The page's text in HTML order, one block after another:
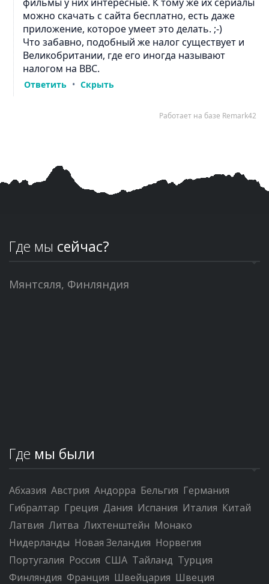
Где мы сейчас?
Мянтсяля, Финляндия
Где мы были
Абхазия Австрия Андорра Бельгия Германия
Гибралтар Греция Дания Испания Италия Китай
Латвия Литва Лихтенштейн Монако
Нидерланды Новая Зеландия Норвегия
Португалия Россия США Тайланд Турция
Финляндия Франция Швейцария Швеция